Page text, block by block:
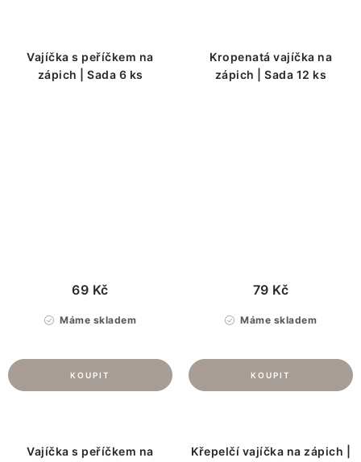
Vajíčka s peříčkem na
zápich | Sada 6 ks
Máme skladem
69 Kč
Kropenatá vajíčka na
zápich | Sada 12 ks
Máme skladem
79 Kč
Vajíčka s peříčkem na
Křepelčí vajíčka na zápich |